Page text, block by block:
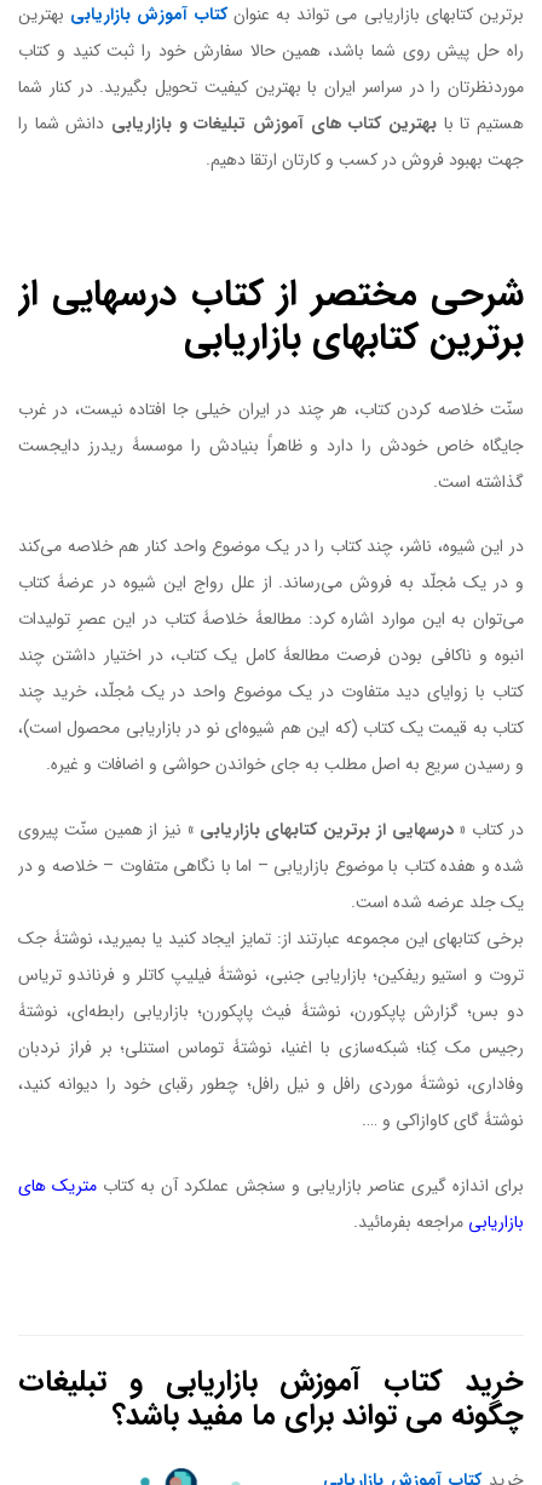
برترین کتابهای بازاریابی می تواند به عنوانکتاب آموزش بازاریابی بهترین
راه حل پیش روی شما باشد، همین حالا سفارش خود را ثبت کنید و کتاب
موردنظرتان را در سراسر ایران با بهترین کیفیت تحویل بگیرید. در کنار شما
هستیم تا با بهترین کتاب های آموزش تبلیغات و بازاریابی دانش شما را
جهت بهبود فروش در کسب و کارتان ارتقا دهیم.
شرحی مختصر از کتاب درسهایی از
برترین کتابهای بازاریابی
سنّت خلاصه کردن کتاب، هر چند در ایران خیلی جا افتاده نیست، در غرب
جایگاه خاص خودش را دارد و ظاهراً بنیادش را موسسۀ ریدرز دایجست
گذاشته است.
در این شیوه، ناشر، چند کتاب را در یک موضوع واحد کنار هم خلاصه می‌کند
و در یک مُجلّد به فروش می‌رساند. از علل رواج این شیوه در عرضۀ کتاب
می‌توان به این موارد اشاره کرد: مطالعۀ خلاصۀ کتاب در این عصرِ تولیدات
انبوه و ناکافی بودن فرصت مطالعۀ کامل یک کتاب، در اختیار داشتن چند
کتاب با زوایای دید متفاوت در یک موضوع واحد در یک مُجلّد، خرید چند
کتاب به قیمت یک کتاب (که این هم شیوه‌ای نو در بازاریابی محصول است)،
و رسیدن سریع به اصل مطلب به جای خواندن حواشی و اضافات و غیره.
در کتاب « درسهایی از برترین کتابهای بازاریابی » نیز از همین سنّت پیروی
شده و هفده کتاب با موضوع بازاریابی – اما با نگاهی متفاوت – خلاصه و در
یک جلد عرضه شده است.
برخی کتابهای این مجموعه عبارتند از: تمایز ایجاد کنید یا بمیرید، نوشتۀ جک
تروت و استیو ریفکین؛ بازاریابی جنبی، نوشتۀ فیلیپ کاتلر و فرناندو تریاس
دو بس؛ گزارش پاپکورن، نوشتۀ فیث پاپکورن؛ بازاریابی رابطه‌ای، نوشتۀ
رجیس مک کِنا؛ شبکه‌سازی با اغنیا، نوشتۀ توماس استنلی؛ بر فراز نردبان
وفاداری، نوشتۀ موردی رافل و نیل رافل؛ چطور رقبای خود را دیوانه کنید،
نوشتۀ گای کاوازاکی و ….
برای اندازه گیری عناصر بازاریابی و سنجش عملکرد آن به کتاب متریک های
بازاریابی مراجعه بفرمائید.
خرید کتاب آموزش بازاریابی و تبلیغات
چگونه می تواند برای ما مفید باشد؟
خریدکتاب آموزش بازاریابی